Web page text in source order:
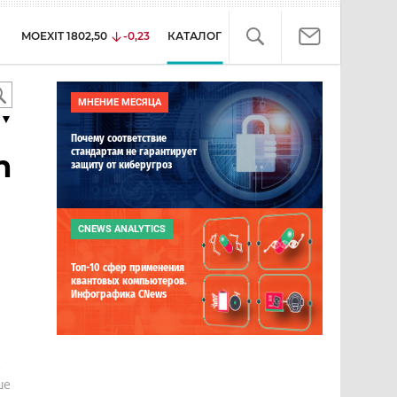
MOEXIT 1802,50 -0,23 КАТАЛОГ
МНЕНИЕ МЕСЯЦА
Почему соответствие
стандартам не гарантирует
защиту от киберугроз
CNEWS ANALYTICS
Топ-10 сфер применения
квантовых компьютеров.
Инфографика CNews